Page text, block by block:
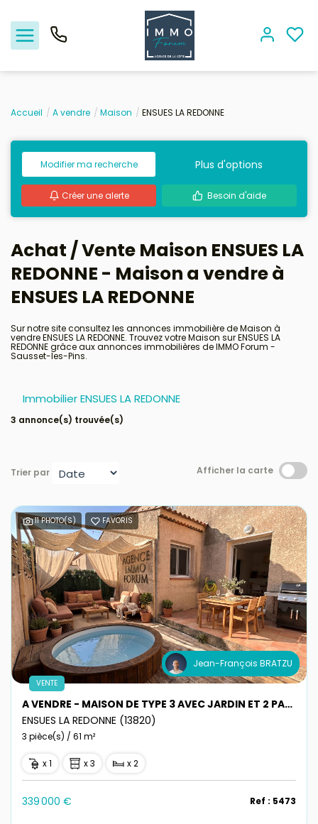
Vendre
Biens vendus
Location - Gestion
Nos agences
Avis clients
Accueil A vendre Maison ENSUES LA REDONNE
Modifier ma recherche Plus d'options
Créer une alerte Besoin d'aide
Achat / Vente Maison ENSUES LA
REDONNE - Maison a vendre à
ENSUES LA REDONNE
Sur notre site consultez les annonces immobilière de Maison à
vendre ENSUES LA REDONNE. Trouvez votre Maison sur ENSUES LA
REDONNE grâce aux annonces immobilières de IMMO Forum -
Sausset-les-Pins.
Immobilier ENSUES LA REDONNE
3 annonce(s) trouvée(s)
Trier par Afficher la carte
11 PHOTO(S) FAVORIS
Jean-François BRATZU
VENTE
A VENDRE - MAISON DE TYPE 3 AVEC JARDIN ET 2 PARKINGS PRIVES- ENSUES-LA-REDONNE
ENSUES LA REDONNE (13820)
3 pièce(s) / 61 m²
x 1 x 3 x 2
339 000 € Ref : 5473